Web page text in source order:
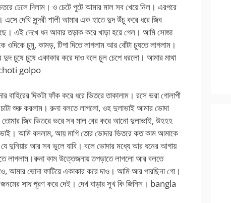
ঢেলে দিলাম। ও চেটে পুটে আমার মাল সব খেয়ে নিল। এরপরে
দেখি সুন্দরী শালী আমার এক হাতে দুদ উঁচু করে ধরে জিব
এই দেখে ধন আবার তড়াক করে খাড়া হয়ে গেল। আমি সোজা
ওদিকে চুমু, কামড়, টিপা দিতে লাগলাম আর বোঁটা চুষতে লাগলাম।
চুষে চুষে একাকার করে দাও বলে চুল চেপে ধরলো। আমার মাথা
choti golpo
দিকটা ফাঁক করে ধরে ভিতরে তাকালাম। রসে ভরা গোলাপী
চাটা শুরু করলাম। রুনা বলতে লাগলো, ওহ দুলাভাই আমার ভোদা
তোমার জিব ভিতরে ভরে সব মাল বের করে আনো দুলাভাই, উহহহ
আমি বললাম, আয় মাগি তোর ভোদার ভিতরে কত কাম আমাকে
দুনিয়ার আর সব ভুলে যাবি। বলে ভোদার মধ্যে আর ধনের আগায়
লাগলাম।রুনা কাম উত্তেজনায় তপড়াতে লাগলো আর বলতে
আমার ভোদা ফাটিয়ে একাকার করে দাও। আমি আর পারছিনা গো।
সাধ পূরণ করে দেই। দেখ বাড়ার সুখ কি জিনিস। bangla